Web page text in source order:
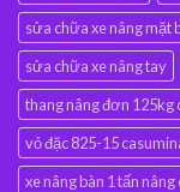
sửa chữa xe nâng mặt
sửa chữa xe nâng tay
thang nâng đơn 125kg
vỏ đặc 825-15
xe nâng bàn 1 tấn